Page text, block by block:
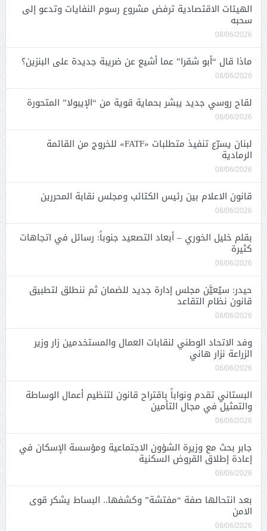
الهيئات الاقتصادية ترفض مشروع رسوم النفايات وتدعو إلى
سحبه
08/06/2026
ماذا قال “أبو شقرا” عما أشيع عن ضريبة جديدة على البنزين؟
08/06/2026
لقاح روسي جديد يبشر بحماية قوية من “الإيبولا” المتحورة
08/06/2026
لبنان يسرّع تنفيذ متطلبات «FATF» للخروج من القائمة
الرمادية
08/06/2026
قانون الاعلام بين رئيس الكتائب ومجلس نقابة المحررين
08/06/2026
بقلم خليل الخوري – أبعاد التصعيد جنوباً: رسائل في اتجاهات
كثيرة
08/06/2026
حيدر: سيُعيَّن مجلس إدارة جديد للضمان ثم ننطلق لتطبيق
قانون نظام التقاعد
08/06/2026
وفد الاتحاد الوطني لنقابات العمال والمستخدمين زار وزير
الزراعة نزار هاني
08/06/2026
البستاني تقدم ونواباً باقتراح قانون لتنظيم أعمال الوساطة
والتمثيل في مجال التأمين
08/06/2026
جابر بحث مع وزيرة الشؤون الاجتماعية ومؤسسة الإسكان في
إعادة إطلاق القروض السكنية
08/06/2026
بعد انتحالها صفة “مفتشة” وكشفها.. البساط يشكر قوى
الامن
08/06/2026